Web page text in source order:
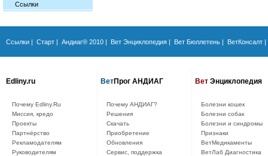
Ссылки
Ссылки | Старт | Андиаг® 2010 | Вет Энциклопедия | Вет Бюллетень | ВетКонсалт |
Edliny.ru
Почему Edliny.Ru
Миссия, кредо
Проекты
Партнёрство
Рекламодателям
Руководителям
ВетПрог АНДИАГ
Почему АНДИАГ?
Решения
Скачать
Приобретение
Обновления
Сервис, поддержка
Вет Энциклопедия
Болезни кошек
Болезни собак
Болезни и синдромы
Признаки
ВетМедикаменты
ВетЛаб Диагностика